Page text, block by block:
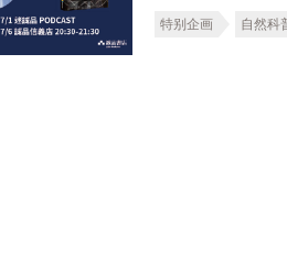
特别企画 自然科